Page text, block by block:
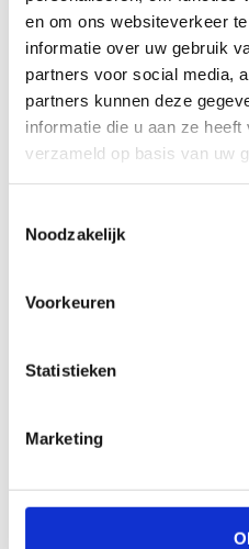
en om ons websiteverkeer
informatie over uw gebruik
partners voor social media,
partners kunnen deze
informatie die u aan ze
verzameld op basis van uw
Noodzakelijk
Voorkeuren
Statistieken
Marketing
Gazelle Avignon
vanaf4.099,00
Op voorraad | Meestal
weken
Bekijk
Center in
Omdat het Gazelle
Nijmegen gesloten is,